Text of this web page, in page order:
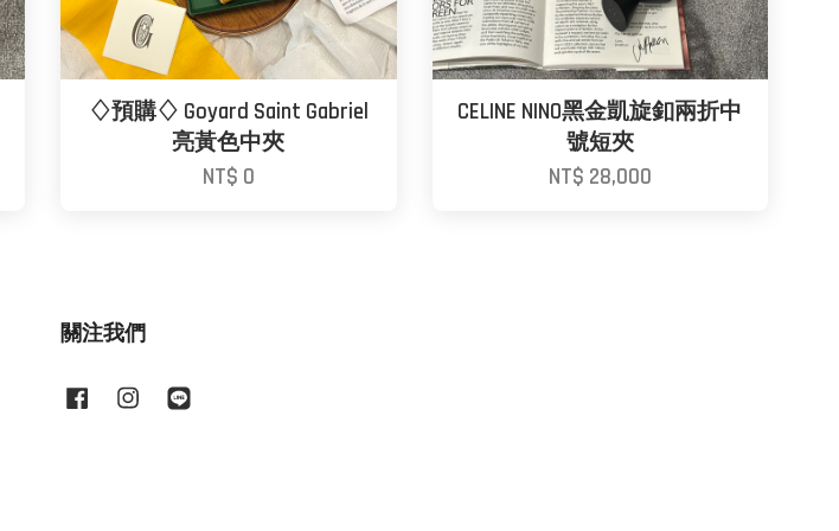
♢預購♢ Goyard Saint Gabriel
亮黃色中夾
NT$ 0
CELINE NINO黑金凱旋釦兩折中
號短夾
NT$ 28,000
關注我們
FacebookInstagram